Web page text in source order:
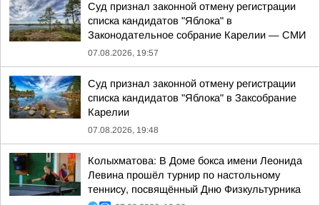
Суд признал законной отмену регистрации
списка кандидатов "Яблока" в
Законодательное собрание Карелии — СМИ
07.08.2026, 19:57
Суд признал законной отмену регистрации
списка кандидатов "Яблока" в Заксобрание
Карелии
07.08.2026, 19:48
Колыхматова: В Доме бокса имени Леонида
Левина прошёл турнир по настольному
теннису, посвящённый Дню Физкультурника